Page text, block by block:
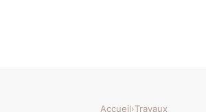
Accueil›Travaux